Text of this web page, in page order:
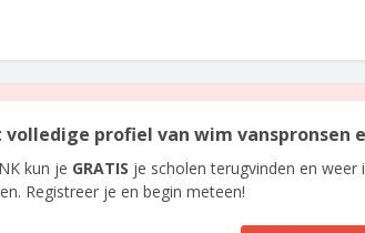
profiel van wim vanspronsen
kun je GRATIS je scholen terugvinden en
Registreer je en begin meteen!